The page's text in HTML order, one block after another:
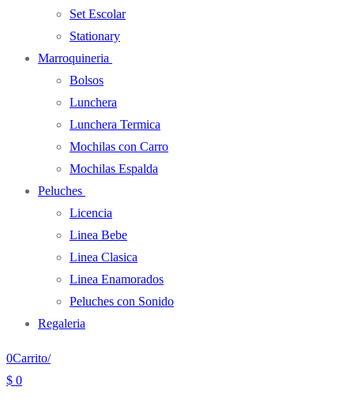
Set Escolar
Stationary
Marroquineria
Bolsos
Lunchera
Lunchera Termica
Mochilas con Carro
Mochilas Espalda
Peluches
Licencia
Linea Bebe
Linea Clasica
Linea Enamorados
Peluches con Sonido
Regaleria
0Carrito/
$ 0